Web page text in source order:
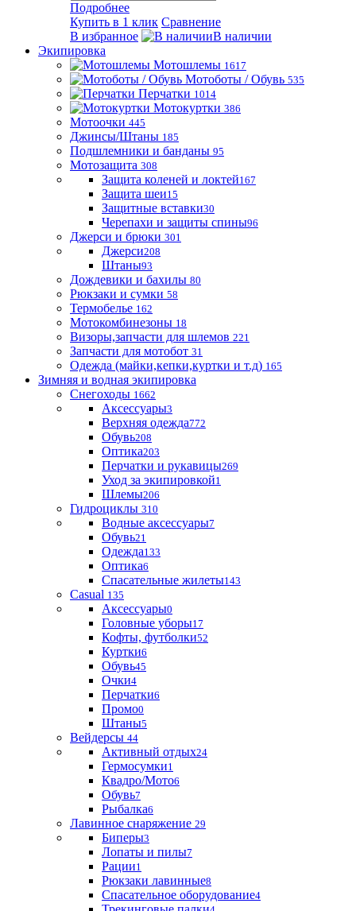
Подробнее
Купить в 1 клик Сравнение
В избранное
В наличии
Экипировка
Мотошлемы 1617
Мотоботы / Обувь 535
Перчатки 1014
Мотокуртки 386
Мотоочки 445
Джинсы/Штаны 185
Подшлемники и банданы 95
Мотозащита 308
Защита коленей и локтей167
Защита шеи15
Защитные вставки30
Черепахи и защиты спины96
Джерси и брюки 301
Джерси208
Штаны93
Дождевики и бахилы 80
Рюкзаки и сумки 58
Термобелье 162
Мотокомбинезоны 18
Визоры,запчасти для шлемов 221
Запчасти для мотобот 31
Одежда (майки,кепки,куртки и т.д) 165
Зимняя и водная экипировка
Снегоходы 1662
Аксессуары3
Верхняя одежда772
Обувь208
Оптика203
Перчатки и рукавицы269
Уход за экипировкой1
Шлемы206
Гидроциклы 310
Водные аксессуары7
Обувь21
Одежда133
Оптика6
Спасательные жилеты143
Casual 135
Аксессуары0
Головные уборы17
Кофты, футболки52
Куртки6
Обувь45
Очки4
Перчатки6
Промо0
Штаны5
Вейдерсы 44
Активный отдых24
Гермосумки1
Квадро/Мото6
Обувь7
Рыбалка6
Лавинное снаряжение 29
Биперы3
Лопаты и пилы7
Рации1
Рюкзаки лавинные8
Спасательное оборудование4